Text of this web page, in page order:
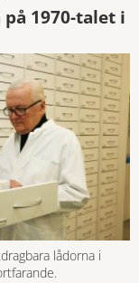
1970-talet i
lådorna i